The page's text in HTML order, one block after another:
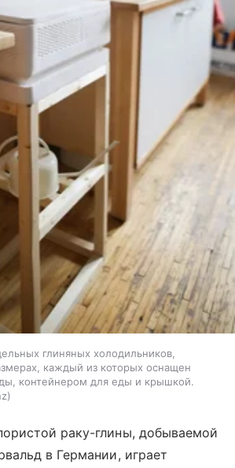
глиняных холодильников,
каждый из которых оснащен
контейнером для еды и крышкой.
раку-глины, добываемой
в Германии, играет